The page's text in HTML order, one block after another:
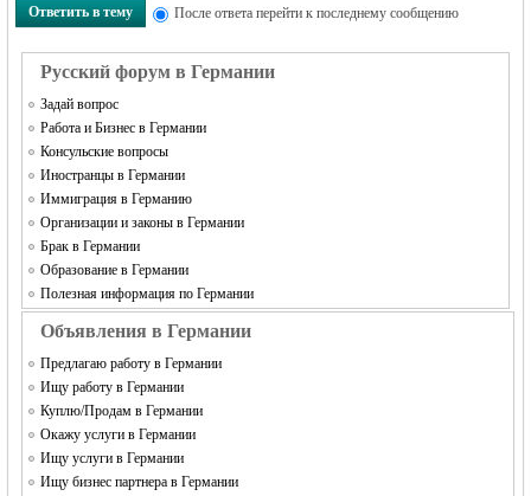
Ответить в тему После ответа перейти к последнему сообщению
Русский форум в Германии
Задай вопрос
Работа и Бизнес в Германии
Консульские вопросы
Иностранцы в Германии
Иммиграция в Германию
Организации и законы в Германии
Брак в Германии
Образование в Германии
Полезная информация по Германии
Объявления в Германии
Предлагаю работу в Германии
Ищу работу в Германии
Куплю/Продам в Германии
Окажу услуги в Германии
Ищу услуги в Германии
Ищу бизнес партнера в Германии